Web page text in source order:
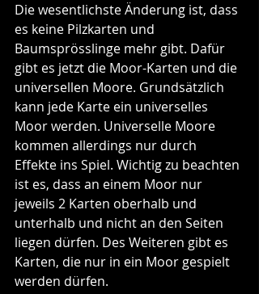
Die wesentlichste Änderung ist, dass
es keine Pilzkarten und
Baumsprösslinge mehr gibt. Dafür
gibt es jetzt die Moor-Karten und die
universellen Moore. Grundsätzlich
kann jede Karte ein universelles
Moor werden. Universelle Moore
kommen allerdings nur durch
Effekte ins Spiel. Wichtig zu beachten
ist es, dass an einem Moor nur
jeweils 2 Karten oberhalb und
unterhalb und nicht an den Seiten
liegen dürfen. Des Weiteren gibt es
Karten, die nur in ein Moor gespielt
werden dürfen.